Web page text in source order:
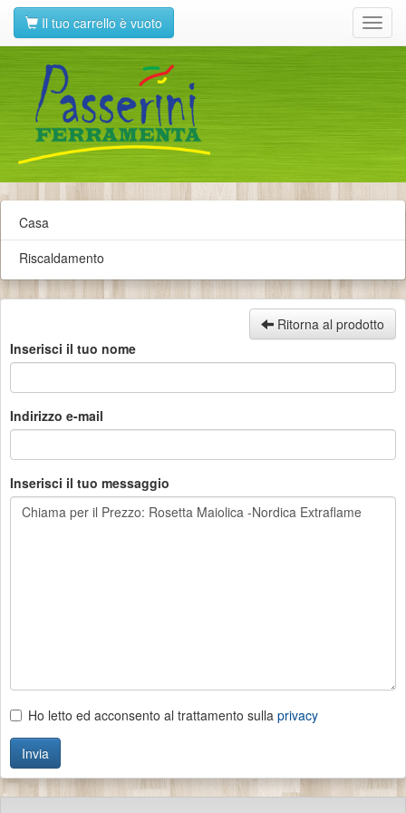
Il tuo carrello è vuoto
Casa
Riscaldamento
Ritorna al prodotto
Inserisci il tuo nome
Indirizzo e-mail
Inserisci il tuo messaggio
Ho letto ed acconsento al trattamento sulla privacy